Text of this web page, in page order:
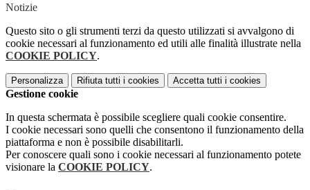
Notizie
Questo sito o gli strumenti terzi da questo utilizzati si avvalgono di
cookie necessari al funzionamento ed utili alle finalità illustrate nella
COOKIE POLICY.
Personalizza Rifiuta tutti i cookies Accetta tutti i cookies
Gestione cookie
In questa schermata è possibile scegliere quali cookie consentire.
I cookie necessari sono quelli che consentono il funzionamento della
piattaforma e non è possibile disabilitarli.
Per conoscere quali sono i cookie necessari al funzionamento potete
visionare la COOKIE POLICY.